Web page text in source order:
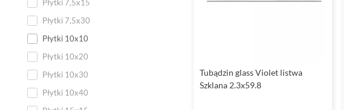
Płytki 7,5x15
Płytki 7,5x30
Płytki 10x10
Płytki 10x20
Płytki 10x30
Płytki 10x40
Tubądzin glass Violet listwa
Szklana 2.3x59.8